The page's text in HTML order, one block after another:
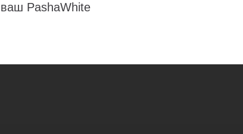
ваш PashaWhite